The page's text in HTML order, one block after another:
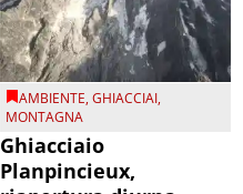
AMBIENTE,GHIACCIAI,
MONTAGNA
Ghiacciaio
Planpincieux,